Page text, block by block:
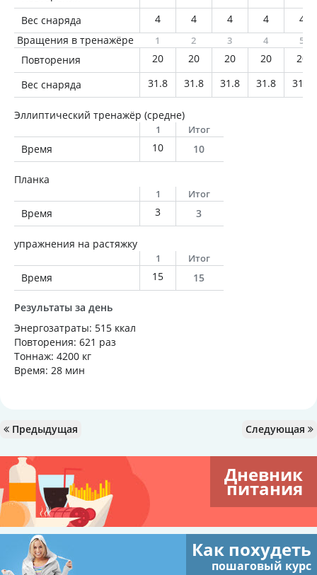
Вес снаряда
4 4 4 4
4
Вращения в тренажёре
1 2 3 4 5
Повторения 20 20 20 20
20
Вес снаряда
31.8 31.8 31.8 31.8 31.8
Эллиптический тренажёр (средне)
1 Итог
Время 10 10
Планка
1 Итог
Время 3 3
упражнения на растяжку
1 Итог
Время 15 15
Результаты за день
Энергозатраты: 515 ккал
Повторения: 621 раз
Тоннаж: 4200 кг
Время: 28 мин
Предыдущая Следующая
Дневник
питания
Как похудеть
пошаговый курс